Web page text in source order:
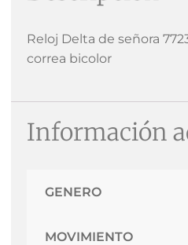
Reloj Delta de señora
correa bicolor
Información
GENERO
MOVIMIENTO